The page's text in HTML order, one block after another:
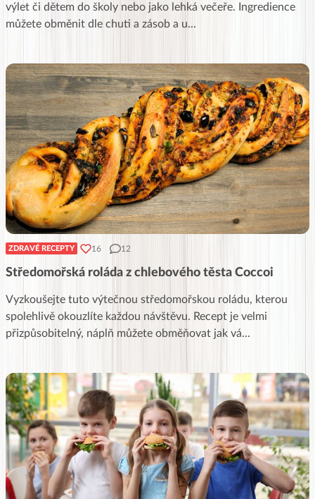
výlet či dětem do školy nebo jako lehká večeře. Ingredience
můžete obměnit dle chuti a zásob a u...
ZDRAVÉ RECEPTY 16 12
Středomořská roláda z chlebového těsta Coccoi
Vyzkoušejte tuto výtečnou středomořskou roládu, kterou
spolehlivě okouzlíte každou návštěvu. Recept je velmi
přizpůsobitelný, náplň můžete obměňovat jak vá...